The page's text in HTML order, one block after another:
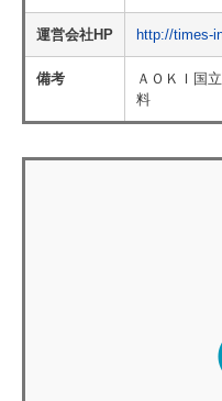
運営会社HP http://times-
備考
ＡＯＫＩ国
料